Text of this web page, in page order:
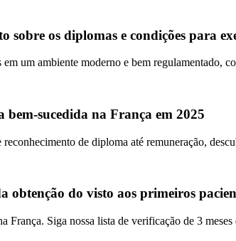
sobre os diplomas e condições para
um ambiente moderno e bem regulamentado,
sucedida na França em 2025
de diploma até remuneração,
do visto aos primeiros
França. Siga nossa lista de verificação de 3